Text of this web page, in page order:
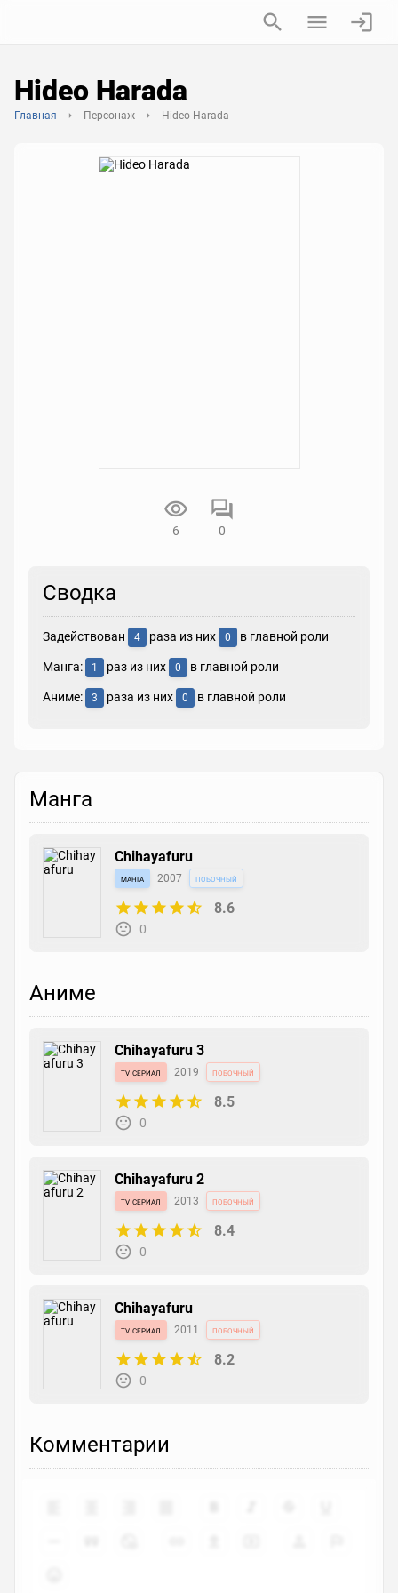
Hideo Harada
Главная Персонаж Hideo Harada
6 0
Сводка
Задействован 4 раза из них 0 в главной роли
Манга: 1 раз из них 0 в главной роли
Аниме: 3 раза из них 0 в главной роли
Манга
Chihayafuru
манга 2007 побочный
8.6
0
Аниме
Chihayafuru 3
tv сериал 2019 побочный
8.5
0
Chihayafuru 2
tv сериал 2013 побочный
8.4
0
Chihayafuru
tv сериал 2011 побочный
8.2
0
Комментарии